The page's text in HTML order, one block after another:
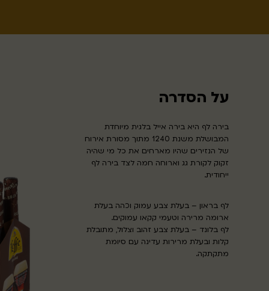
על הסדרה
בירה לף היא בירה אייל בלגית מיוחדת
המבושלת משנת 1240 מתוך מסורת אירוח
של הנזירים שהיו מארחים את כל מי שהיה
זקוק לקורת גג וארוחה חמה לצד בירה לף
ייחודית.
לף בראון – בעלת צבע עמוק וכהה בעלת
ארומה מרירה וטעמי קקאו עמוקים.
לף בלונד – בעלת צבע זהוב וצלול, מתובלת
קלות ובעלת מרירות עדינה עם סיומת
מתקתקה.